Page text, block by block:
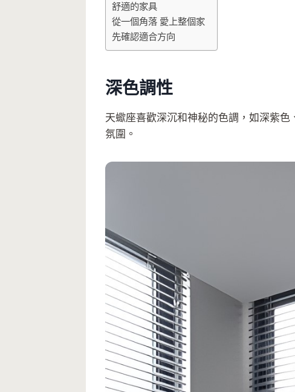
舒適的家具
從一個角落 愛上整個家
先確認適合方向
深色調性
天蠍座喜歡深沉和神秘的色調，如深紫
氛圍。